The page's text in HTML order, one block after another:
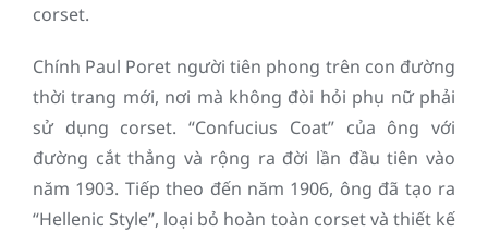
corset.
Chính Paul Poret người tiên phong trên con đường
thời trang mới, nơi mà không đòi hỏi phụ nữ phải
sử dụng corset. “Confucius Coat” của ông với
đường cắt thẳng và rộng ra đời lần đầu tiên vào
năm 1903. Tiếp theo đến năm 1906, ông đã tạo ra
“Hellenic Style”, loại bỏ hoàn toàn corset và thiết kế